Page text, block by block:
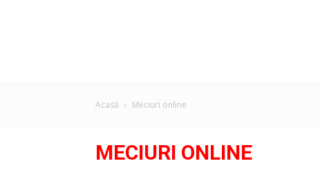
Acasă Meciuri online
MECIURI ONLINE